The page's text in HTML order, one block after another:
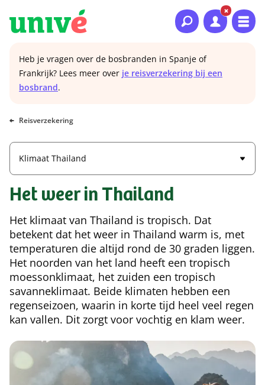
Naar hoofdinhoud
Naar hoofdnavigatie
Naar footer
Heb je vragen over de bosbranden in Spanje of
Frankrijk? Lees meer over je reisverzekering bij een
bosbrand.
Reisverzekering
Klimaat Thailand
Het weer in Thailand
Het klimaat van Thailand is tropisch. Dat
betekent dat het weer in Thailand warm is, met
temperaturen die altijd rond de 30 graden liggen.
Het noorden van het land heeft een tropisch
moessonklimaat, het zuiden een tropisch
savanneklimaat. Beide klimaten hebben een
regenseizoen, waarin in korte tijd heel veel regen
kan vallen. Dit zorgt voor vochtig en klam weer.